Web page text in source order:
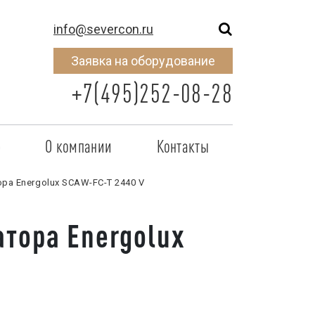
info@severcon.ru
Заявка на оборудование
+7(495)252-08-28
О компании
SEVERCON
Новости
Контакты
Energolux SCAW-FC-T 2440 V
Energolux